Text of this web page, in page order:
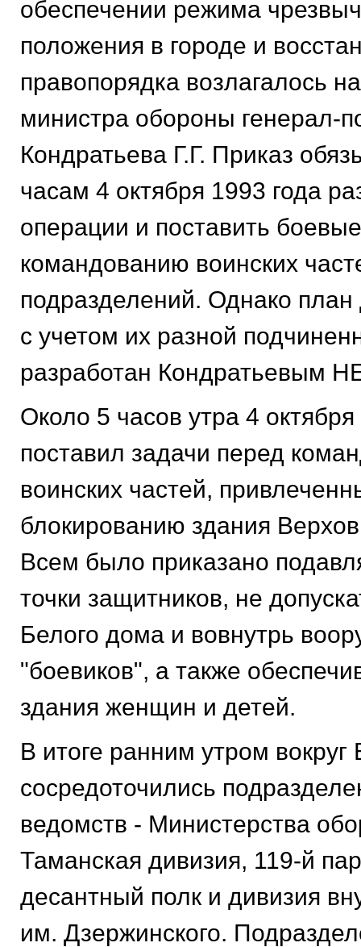
обеспечении режима
положения в городе и
правопорядка возлагалось
министра обороны генерал-
Кондратьева Г.Г. Приказ
часам 4 октября 1993 года
операции и поставить
командованию воинских
подразделений. Однако план
с учетом их разной
разработан Кондратьевым
Около 5 часов утра 4 октября
поставил задачи перед
воинских частей,
блокированию здания
Всем было приказано
точки защитников, не
Белого дома и вовнутрь
"боевиков", а также
здания женщин и детей.
В итоге ранним утром вокруг
сосредоточились
ведомств - Министерства
Таманская дивизия, 119-й
десантный полк и дивизия
им. Дзержинского.